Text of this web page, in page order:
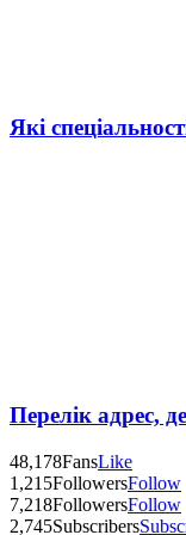
Які
Перелік адрес,
48,178FansLike
1,215FollowersFollow
7,218FollowersFollow
2,745Subscribers